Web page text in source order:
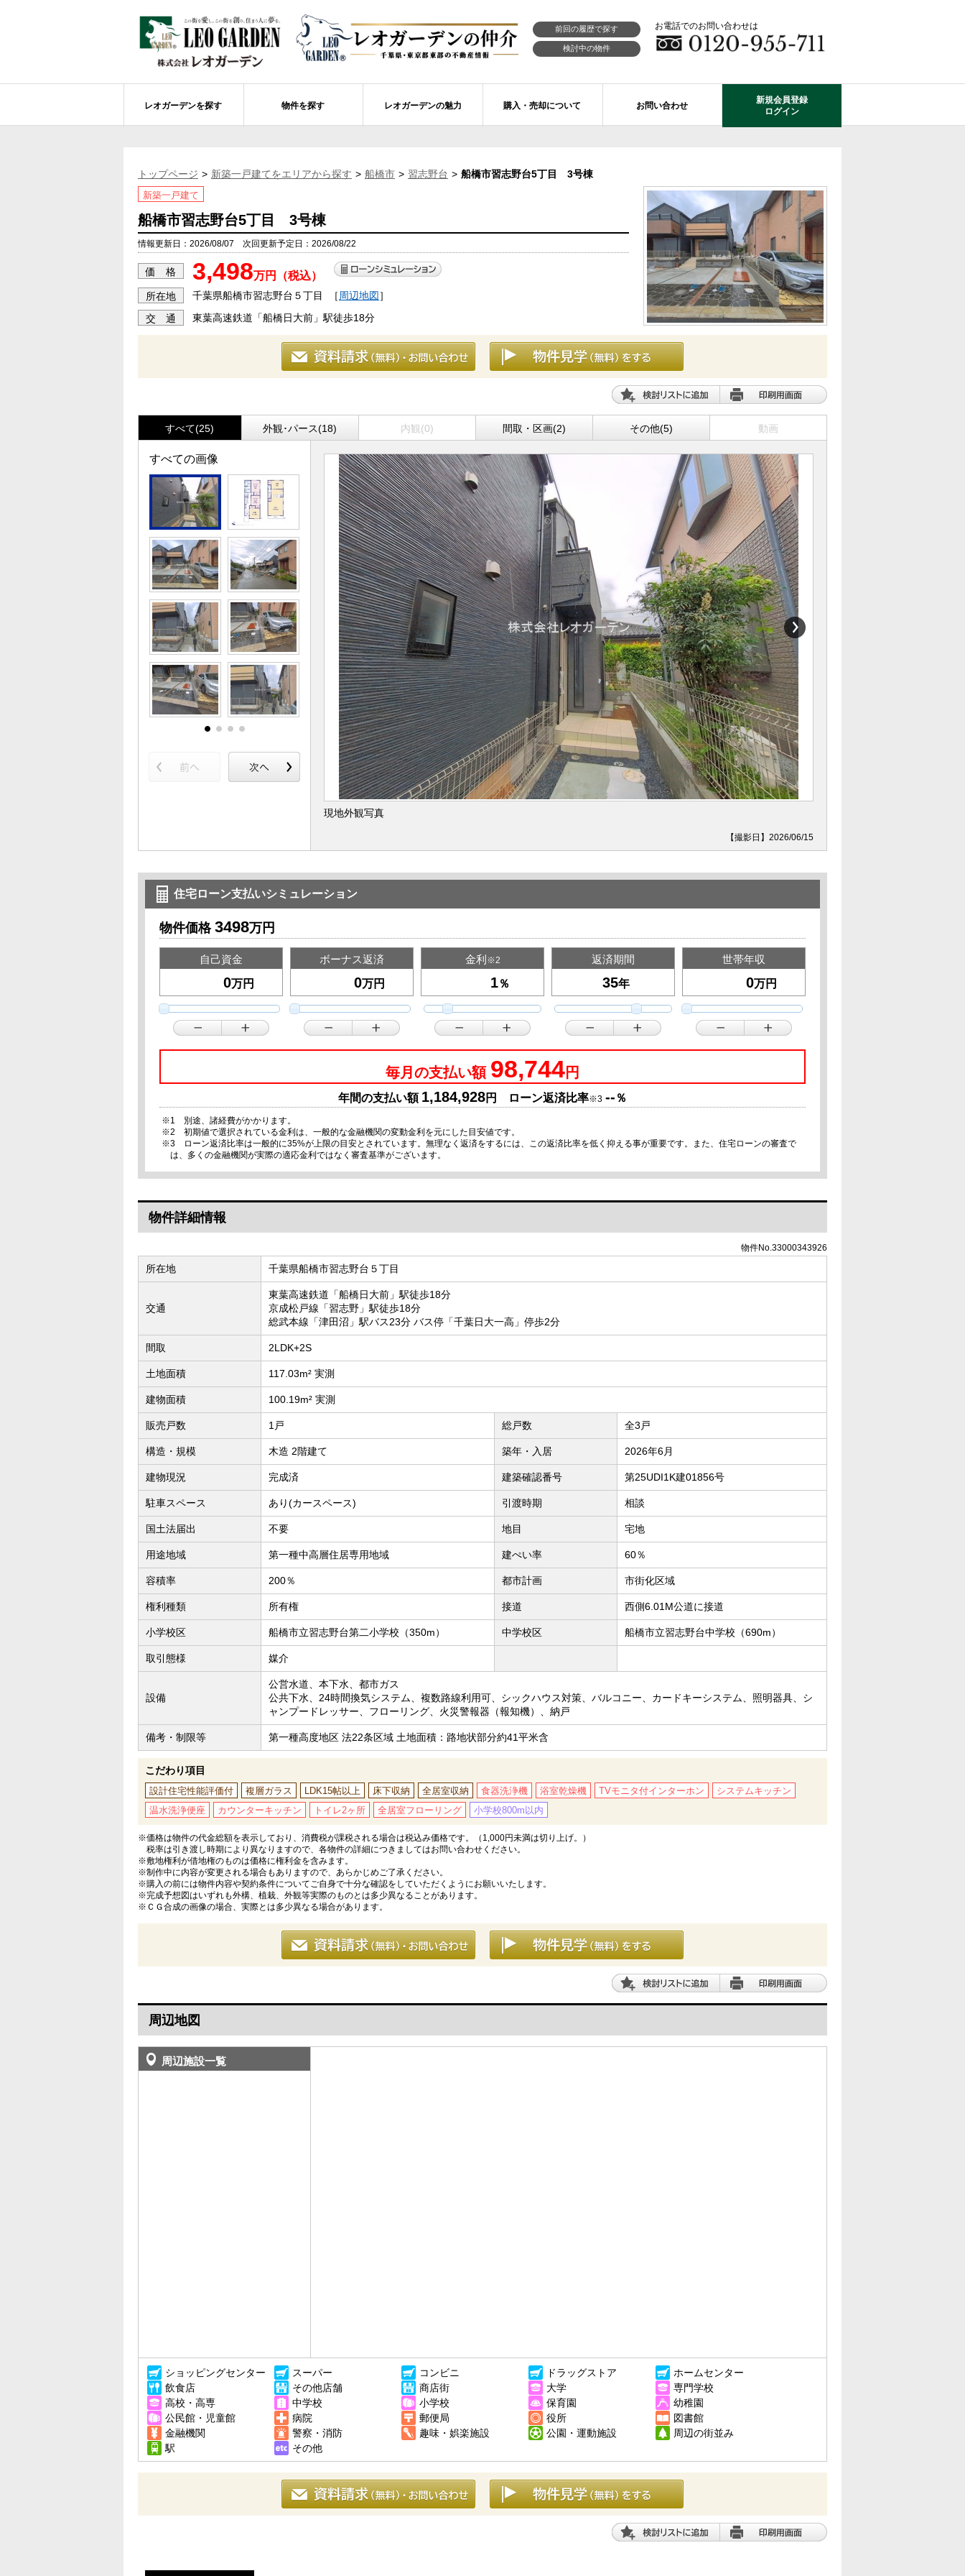
前回の履歴で探す
検討中の物件
お電話でのお問い合わせは
レオガーデンを探す
成田市のレオガーデン 習志野市のレオガーデン
レオガーデン成田 双響の街
レオガーデン西船橋 武尊の杜 レオガーデン北習志野 槙の杜 レオガーデン前貝塚町 澪の杜
レオガーデン新船橋 紫吹の街Ⅱ レオガーデン船橋 大楠の杜 レオガーデン船橋 静音の杜
レオガーデン船橋法典 朝陽の街〔第1期〕 レオガーデン成田 寛朝の杜
物件を探す
市川市エリアの物件情報 新築戸建てを探す
学区から探す
船橋市の学区から探す 習志野市の学区から探す 成田市の学区から探す
市川市の学区から探す お預かりしている物件 プール付住宅が建てられる物件
総武線沿線の未公開物件情報について
レオガーデンの魅力
レオ・グローブ カリフォルニア レオ・ラグジュアリー住宅
エクステリア&ガーデン
レオガーデンオーナーズ倶楽部について
レオガーデンオーナーズ倶楽部
断熱性能
太陽光発電システム
購入・売却について
住宅ローンのポイント 売買物件リクエスト
不動産はどうしたらいい？？
お問い合わせ
新規会員登録
ログイン
トップページ 新築一戸建てをエリアから探す 船橋市 習志野台 船橋市習志野台5丁目 3号棟
新築一戸建て
船橋市習志野台5丁目 3号棟
情報更新日：2026/08/07 次回更新予定日：2026/08/22
価 格 3,498万円（税込）
所在地 千葉県船橋市習志野台５丁目 ［ 周辺地図］
交 通 東葉高速鉄道「船橋日大前」駅徒歩18分
すべて(25) 外観･パース(18) 内観(0) 間取・区画(2) その他(5) 動画
すべての画像
現地外観写真
【撮影日】2026/06/15
住宅ローン支払いシミュレーション
物件価格 3498万円
自己資金
万円
ボーナス返済
万円
金利 ※2
％
返済期間
年
世帯年収
万円
毎月の支払い額 98,744円
年間の支払い額 1,184,928円 ローン返済比率※3 -- ％
※1 別途、諸経費がかかります。
※2 初期値で選択されている金利は、一般的な金融機関の変動金利を元にした目安値です。
※3 ローン返済比率は一般的に35%が上限の目安とされています。無理なく返済をするには、この返済比率を低く抑える事が重要です。また、住宅ローンの審査で
は、多くの金融機関が実際の適応金利ではなく審査基準がございます。
物件詳細情報
物件No.33000343926
所在地 千葉県船橋市習志野台５丁目
交通
東葉高速鉄道「船橋日大前」駅徒歩18分
京成松戸線「習志野」駅徒歩18分
総武本線「津田沼」駅バス23分 バス停「千葉日大一高」停歩2分
間取 2LDK+2S
土地面積 117.03m² 実測
建物面積 100.19m² 実測
販売戸数 1戸 総戸数 全3戸
構造・規模 木造 2階建て 築年・入居 2026年6月
建物現況 完成済 建築確認番号 第25UDI1K建01856号
駐車スペース あり(カースペース) 引渡時期 相談
国土法届出 不要 地目 宅地
用途地域 第一種中高層住居専用地域 建ぺい率 60％
容積率 200％ 都市計画 市街化区域
権利種類 所有権 接道 西側6.01M公道に接道
小学校区 船橋市立習志野台第二小学校（350m） 中学校区 船橋市立習志野台中学校（690m）
取引態様 媒介
設備
公営水道、本下水、都市ガス
公共下水、24時間換気システム、複数路線利用可、シックハウス対策、バルコニー、カードキーシステム、照明器具、シ
ャンプードレッサー、フローリング、火災警報器（報知機）、納戸
備考・制限等 第一種高度地区 法22条区域 土地面積：路地状部分約41平米含
こだわり項目
設計住宅性能評価付 複層ガラス LDK15帖以上 床下収納 全居室収納 食器洗浄機 浴室乾燥機 TVモニタ付インターホン
システムキッチン
温水洗浄便座
カウンターキッチン トイレ2ヶ所 全居室フローリング 小学校800m以内
※価格は物件の代金総額を表示しており、消費税が課税される場合は税込み価格です。（1,000円未満は切り上げ。）
税率は引き渡し時期により異なりますので、各物件の詳細につきましてはお問い合わせください。
※敷地権利が借地権のものは価格に権利金を含みます。
※制作中に内容が変更される場合もありますので、あらかじめご了承ください。
※購入の前には物件内容や契約条件についてご自身で十分な確認をしていただくようにお願いいたします。
※完成予想図はいずれも外構、植栽、外観等実際のものとは多少異なることがあります。
※ＣＧ合成の画像の場合、実際とは多少異なる場合があります。
周辺地図
周辺施設一覧
ショッピングセンター スーパー コンビニ ドラッグストア
ホームセンター
飲食店
その他店舗 商店街 大学
専門学校
高校・高専
中学校 小学校 保育園
幼稚園
公民館・児童館
病院 郵便局 役所
図書館
金融機関
警察・消防 趣味・娯楽施設 公園・運動施設
周辺の街並み
駅
その他